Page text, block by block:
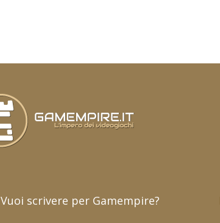
Vuoi scrivere per Gamempire?